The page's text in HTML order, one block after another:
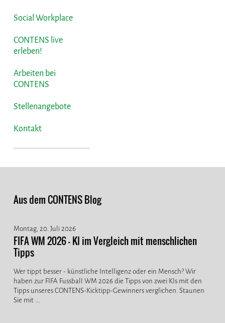
Social Workplace
CONTENS live
erleben!
Arbeiten bei
CONTENS
Stellenangebote
Kontakt
Aus dem CONTENS Blog
Montag, 20. Juli 2026
FIFA WM 2026 - KI im Vergleich mit menschlichen
Tipps
Wer tippt besser - künstliche Intelligenz oder ein Mensch? Wir
haben zur FIFA Fussball WM 2026 die Tipps von zwei KIs mit den
Tipps unseres CONTENS-Kicktipp-Gewinners verglichen. Staunen
Sie mit ...